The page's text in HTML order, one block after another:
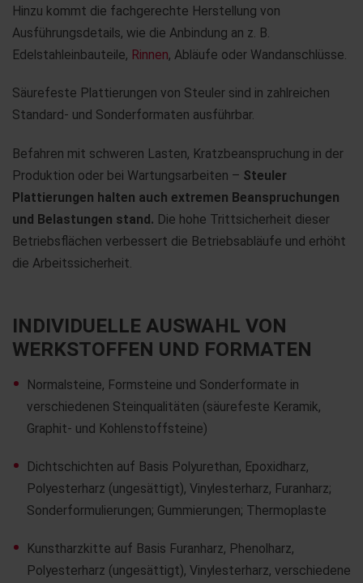
Hinzu kommt die fachgerechte Herstellung von
Ausführungsdetails, wie die Anbindung an z. B.
Edelstahleinbauteile, Rinnen, Abläufe oder Wandanschlüsse.
Säurefeste Plattierungen von Steuler sind in zahlreichen
Standard- und Sonderformaten ausführbar.
Befahren mit schweren Lasten, Kratzbeanspruchung in der
Produktion oder bei Wartungsarbeiten – Steuler
Plattierungen halten auch extremen Beanspruchungen
und Belastungen stand. Die hohe Trittsicherheit dieser
Betriebsflächen verbessert die Betriebsabläufe und erhöht
die Arbeitssicherheit.
INDIVIDUELLE AUSWAHL VON
WERKSTOFFEN UND FORMATEN
Normalsteine, Formsteine und Sonderformate in
verschiedenen Steinqualitäten (säurefeste Keramik,
Graphit- und Kohlenstoffsteine)
Dichtschichten auf Basis Polyurethan, Epoxidharz,
Polyesterharz (ungesättigt), Vinylesterharz, Furanharz;
Sonderformulierungen; Gummierungen; Thermoplaste
Kunstharzkitte auf Basis Furanharz, Phenolharz,
Polyesterharz (ungesättigt), Vinylesterharz, verschiedene